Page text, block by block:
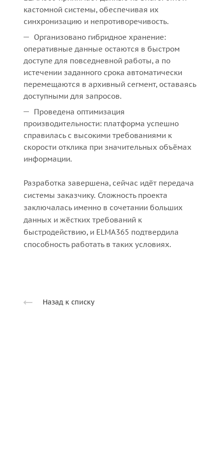
кастомной системы, обеспечивая их
синхронизацию и непротиворечивость.
Организовано гибридное хранение:
оперативные данные остаются в быстром
доступе для повседневной работы, а по
истечении заданного срока автоматически
перемещаются в архивный сегмент, оставаясь
доступными для запросов.
Проведена оптимизация
производительности: платформа успешно
справилась с высокими требованиями к
скорости отклика при значительных объёмах
информации.
Разработка завершена, сейчас идёт передача
системы заказчику. Сложность проекта
заключалась именно в сочетании больших
данных и жёстких требований к
быстродействию, и ELMA365 подтвердила
способность работать в таких условиях.
Назад к списку